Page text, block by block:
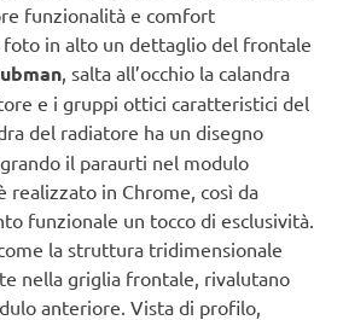
funzionalità e comfort
foto in alto un dettaglio del frontale
, salta all’occhio la calandra
e i gruppi ottici caratteristici del
del radiatore ha un disegno
il paraurti nel modulo
realizzato in Chrome, così da
funzionale un tocco di esclusività.
la struttura tridimensionale
nella griglia frontale, rivalutano
anteriore. Vista di profilo,